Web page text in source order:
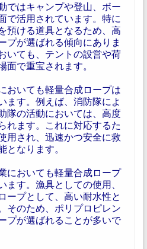
ではキャンプや登山、ボー
で活用されています。特に
預ける道具となるため、高
プが選ばれる傾向にありま
いても、テントの設営や荷
面で重宝されます。
おいても軽量合成ロープは
ます。例えば、消防隊によ
隊の活動においては、高度
れます。これに対応するた
用され、迅速かつ安全に救
となります。
においても軽量合成ロープ
ます。漁具としての使用、
ープとして、高い耐水性と
そのため、ポリプロピレン
プが選ばれることが多いで